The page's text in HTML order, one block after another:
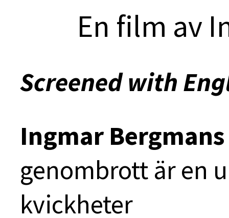
En film av
Screened with
Ingmar Bergmans
genombrott är en
kvickheter